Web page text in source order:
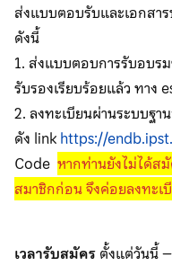
ส่งแบบตอบรับและเอกสา
ดังนี้
1. ส่งแบบตอบการรับอบร
รับรองเรียบร้อยแล้ว ทาง
2. ลงทะเบียนผ่านระบบฐ
ดัง linkhttps://
Code หากท่านยังไม่ได้ส
สมาชิกก่อน จึงค่อยลงทะเ
เวลารับสมัครตั้งแต่วันนี้